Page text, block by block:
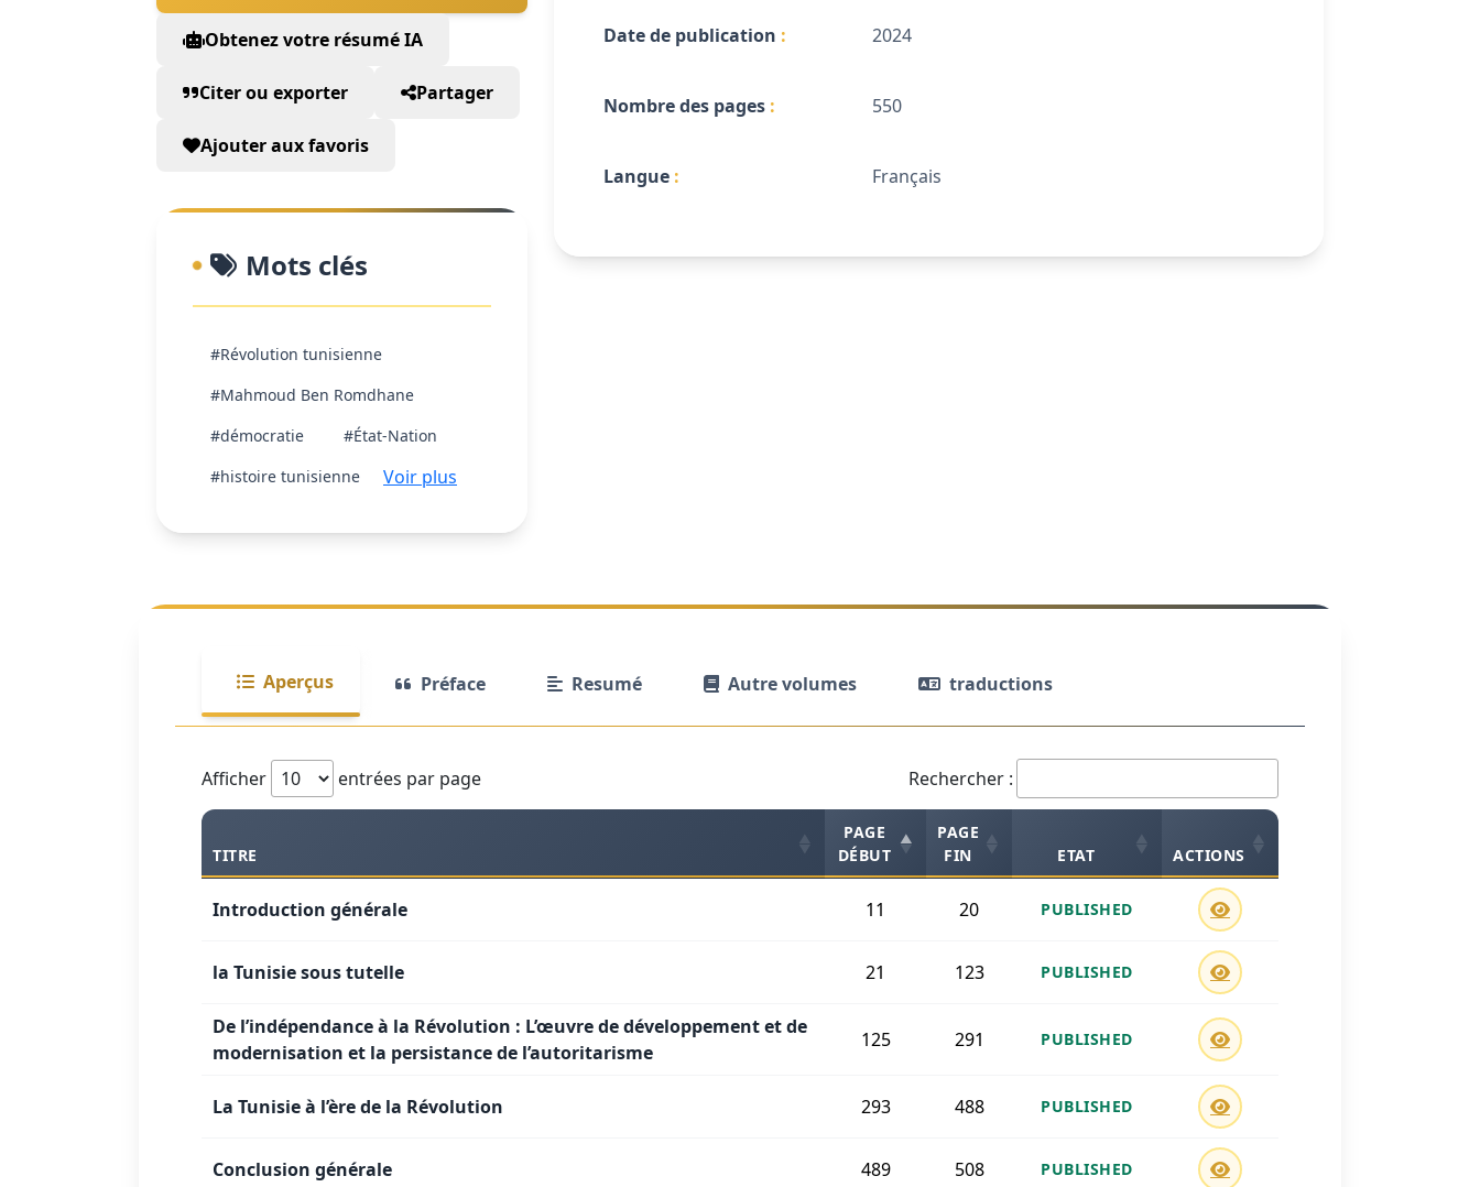
Obtenez votre résumé IA
Citer ou exporter Partager
Ajouter aux favoris
Mots clés
#Révolution tunisienne
#Mahmoud Ben Romdhane
#démocratie
#État-Nation
#histoire tunisienne
Voir plus
Date de publication 2024
Nombre des pages 550
Langue Français
Aperçus Préface Resumé Autre volumes traductions
Afficher entrées par page Rechercher :
TITRE
PAGE
DÉBUT
PAGE
FIN
ETAT ACTIONS
Introduction générale 11 20 PUBLISHED
la Tunisie sous tutelle 21 123 PUBLISHED
De l’indépendance à la Révolution : L’œuvre de développement et de
modernisation et la persistance de l’autoritarisme
125 291 PUBLISHED
La Tunisie à l’ère de la Révolution 293 488 PUBLISHED
Conclusion générale 489 508 PUBLISHED